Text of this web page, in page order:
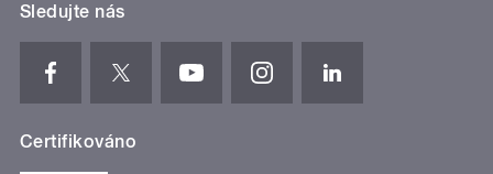
Sledujte nás
Certifikováno